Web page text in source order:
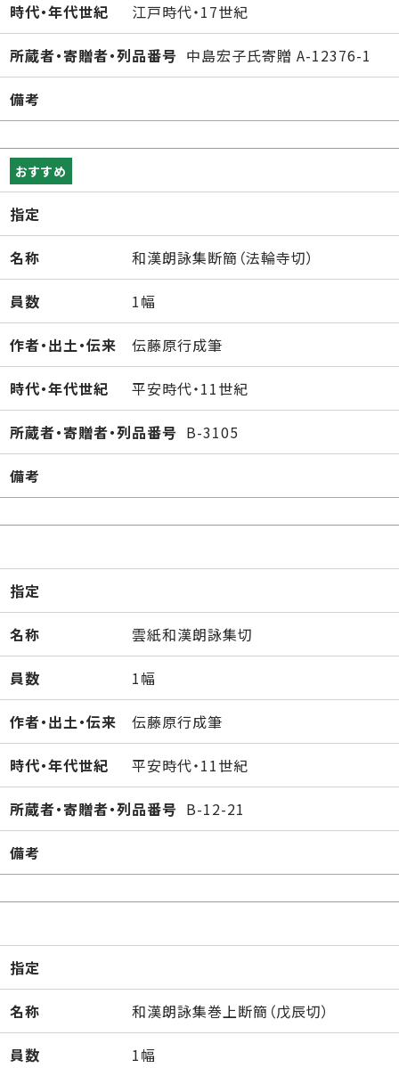
時代・年代世紀 江戸時代・17世紀
所蔵者・寄贈者・列品番号 中島宏子氏寄贈 A-12376-1
備考
おすすめ
指定
名称 和漢朗詠集断簡（法輪寺切）
員数 1幅
作者・出土・伝来 伝藤原行成筆
時代・年代世紀 平安時代・11世紀
所蔵者・寄贈者・列品番号 B-3105
備考
指定
名称 雲紙和漢朗詠集切
員数 1幅
作者・出土・伝来 伝藤原行成筆
時代・年代世紀 平安時代・11世紀
所蔵者・寄贈者・列品番号 B-12-21
備考
指定
名称 和漢朗詠集巻上断簡（戊辰切）
員数 1幅